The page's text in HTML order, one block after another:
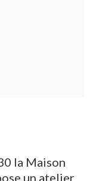
la Maison
un atelier